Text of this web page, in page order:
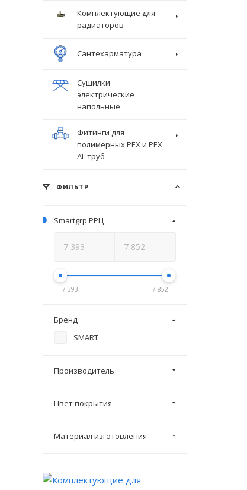
Комплектующие для
радиаторов
Сантехарматура
Сушилки
электрические
напольные
Фитинги для
полимерных PEX и PEX
AL труб
ФИЛЬТР
Smartgrp РРЦ
7 393 7 852
Бренд
SMART
Производитель
Цвет покрытия
Материал изготовления